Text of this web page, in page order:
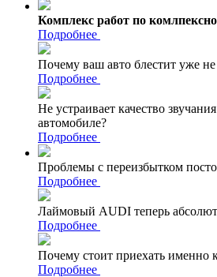
Комплекс работ по
Подробнее
Почему ваш авто блестит уже не
Подробнее
Не устраивает качество
автомобиле?
Подробнее
Проблемы с переизбытком
Подробнее
Лаймовый AUDI теперь
Подробнее
Почему стоит приехать именно
Подробнее